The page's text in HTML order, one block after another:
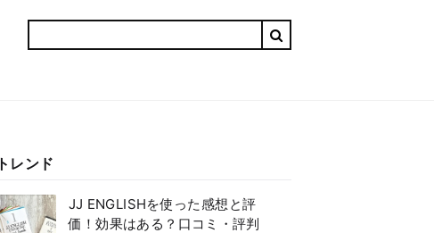
トレンド
JJ ENGLISHを使った感想と評
価！効果はある？口コミ・評判